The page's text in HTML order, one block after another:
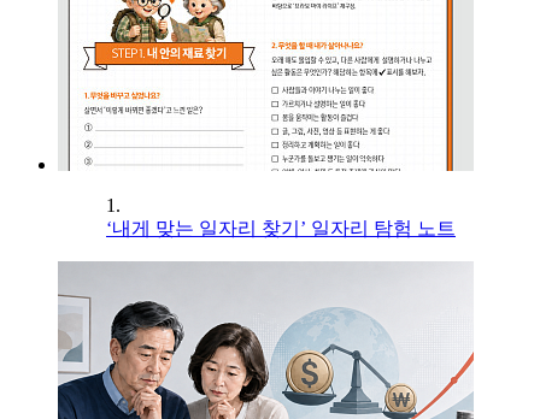
1.
‘내게 맞는 일자리 찾기’ 일자리 탐험 노트